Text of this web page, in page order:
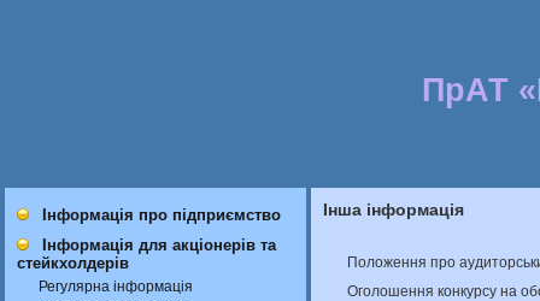
ПрАТ
Інформація про підприємство
Інформація для акціонерів та
стейкхолдерів
Регулярна інформація
Інша інформація
Положення про
Оголошення конкурсу на